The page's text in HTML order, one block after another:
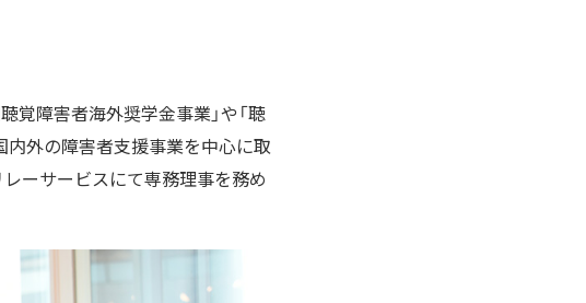
障害者海外奨学金事業」や「聴
内外の障害者支援事業を中心に取
ーサービスにて専務理事を務め